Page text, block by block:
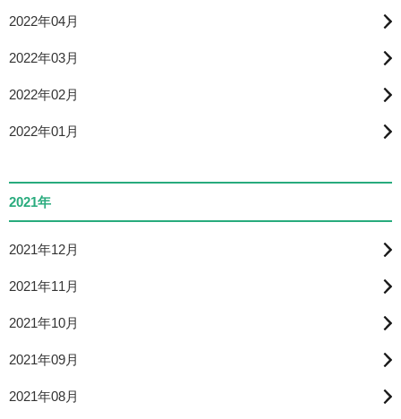
2022年04月
2022年03月
2022年02月
2022年01月
2021年
2021年12月
2021年11月
2021年10月
2021年09月
2021年08月